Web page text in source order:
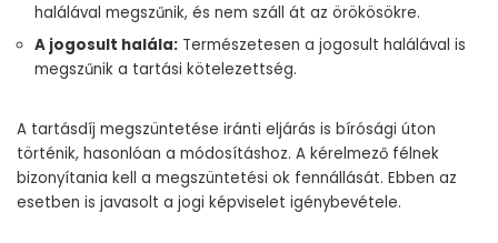
halálával megszűnik, és nem száll át az örökösökre.
A jogosult halála: Természetesen a jogosult halálával is
megszűnik a tartási kötelezettség.
A tartásdíj megszüntetése iránti eljárás is bírósági úton
történik, hasonlóan a módosításhoz. A kérelmező félnek
bizonyítania kell a megszüntetési ok fennállását. Ebben az
esetben is javasolt a jogi képviselet igénybevétele.